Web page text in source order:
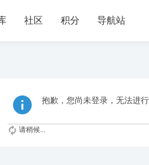
社区 积分 导航站
抱歉，您尚未登录，无法进
请稍候...